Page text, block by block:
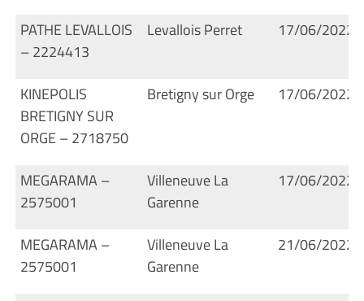
PATHE LEVALLOIS
– 2224413
Levallois Perret 17/06/2022
KINEPOLIS
BRETIGNY SUR
ORGE – 2718750
Bretigny sur Orge 17/06/2022
MEGARAMA –
2575001
Villeneuve La
Garenne
17/06/2022
MEGARAMA –
2575001
Villeneuve La
Garenne
21/06/2022